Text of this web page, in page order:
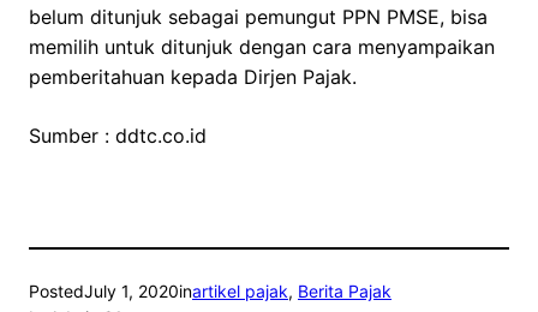
belum ditunjuk sebagai pemungut PPN PMSE, bisa
memilih untuk ditunjuk dengan cara menyampaikan
pemberitahuan kepada Dirjen Pajak.
Sumber : ddtc.co.id
PostedJuly 1, 2020inartikel pajak, Berita Pajak